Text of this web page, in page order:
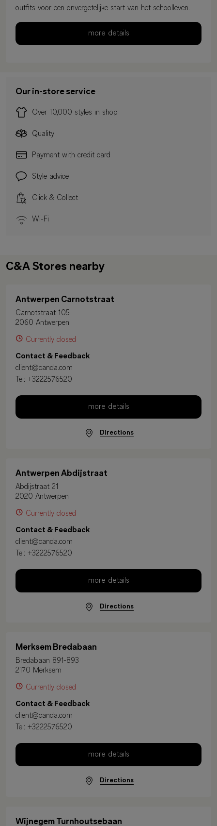
outfits voor een onvergetelijke start van het schoolleven.
more details
Our in-store service
Over 10,000 styles in shop
Quality
Payment with credit card
Style advice
Click & Collect
Wi-Fi
C&A Stores nearby
Antwerpen Carnotstraat
Carnotstraat 105
2060 Antwerpen
Currently closed
Contact & Feedback
client@canda.com
Tel: +3222576520
more details
Directions
Antwerpen Abdijstraat
Abdijstraat 21
2020 Antwerpen
Currently closed
Contact & Feedback
client@canda.com
Tel: +3222576520
more details
Directions
Merksem Bredabaan
Bredabaan 891-893
2170 Merksem
Currently closed
Contact & Feedback
client@canda.com
Tel: +3222576520
more details
Directions
Wijnegem Turnhoutsebaan